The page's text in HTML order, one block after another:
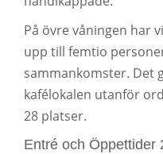
På övre våningen har
upp till femtio
sammankomster. Det
kafélokalen utanför
28 platser.
Entré och Öppettider